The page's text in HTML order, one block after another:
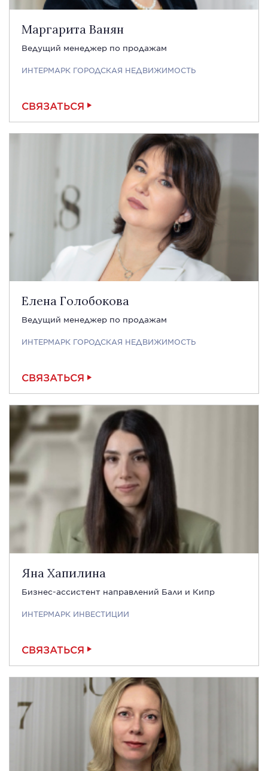
Маргарита Ванян
Ведущий менеджер по продажам
ИНТЕРМАРК ГОРОДСКАЯ НЕДВИЖИМОСТЬ
СВЯЗАТЬСЯ
Елена Голобокова
Ведущий менеджер по продажам
ИНТЕРМАРК ГОРОДСКАЯ НЕДВИЖИМОСТЬ
СВЯЗАТЬСЯ
Яна Хапилина
Бизнес-ассистент направлений Бали и Кипр
ИНТЕРМАРК ИНВЕСТИЦИИ
СВЯЗАТЬСЯ